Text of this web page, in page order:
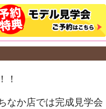
！
なか店では完成見学会